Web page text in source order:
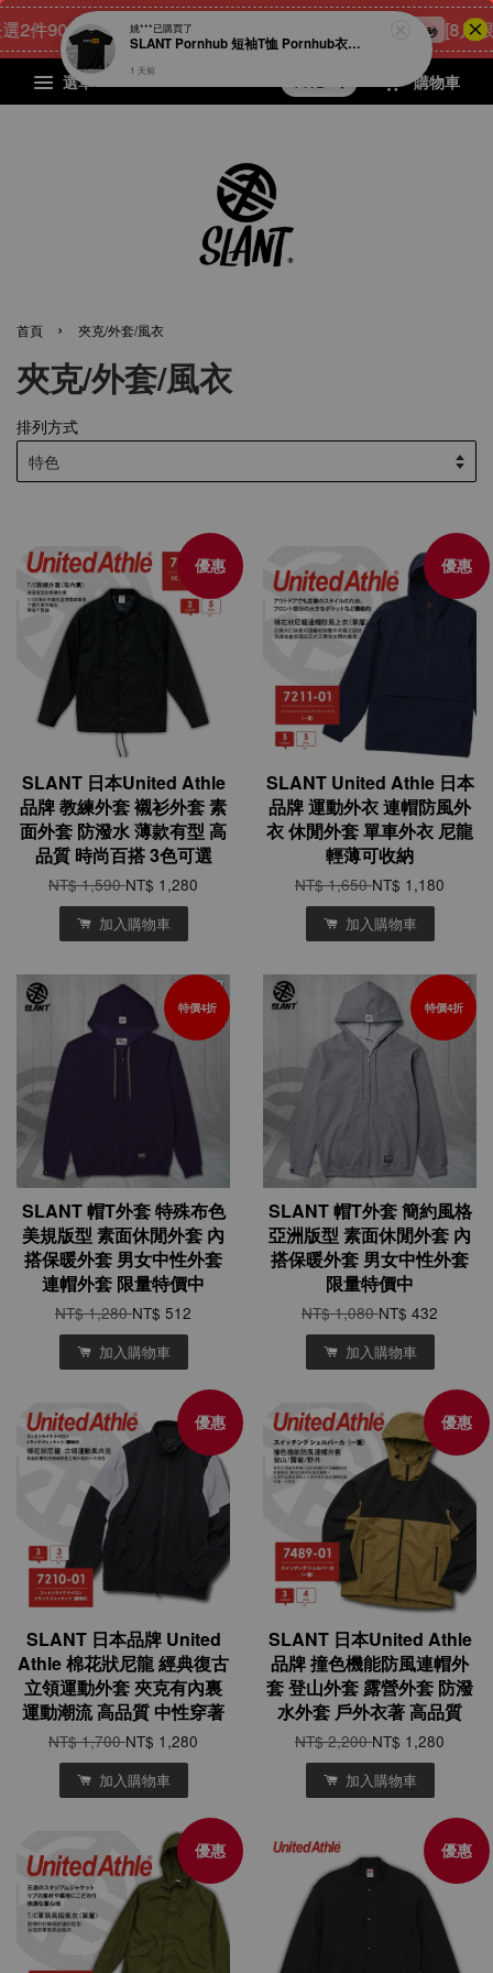
件900元 點我 立即購 [8月限
選單 購物車
首頁 › 夾克/外套/風衣
夾克/外套/風衣
排列方式
優惠
SLANT 日本United Athle
品牌 教練外套 襯衫外套 素
面外套 防潑水 薄款有型 高
品質 時尚百搭 3色可選
NT$ 1,590NT$ 1,280
加入購物車
優惠
SLANT United Athle 日本
品牌 運動外衣 連帽防風外
衣 休閒外套 單車外衣 尼龍
輕薄可收納
NT$ 1,650NT$ 1,180
加入購物車
特價4折
SLANT 帽T外套 特殊布色
美規版型 素面休閒外套 內
搭保暖外套 男女中性外套
連帽外套 限量特價中
NT$ 1,280NT$ 512
加入購物車
特價4折
SLANT 帽T外套 簡約風格
亞洲版型 素面休閒外套 內
搭保暖外套 男女中性外套
限量特價中
NT$ 1,080NT$ 432
加入購物車
優惠
SLANT 日本品牌 United
Athle 棉花狀尼龍 經典復古
立領運動外套 夾克有內裏
運動潮流 高品質 中性穿著
NT$ 1,700NT$ 1,280
加入購物車
優惠
SLANT 日本United Athle
品牌 撞色機能防風連帽外
套 登山外套 露營外套 防潑
水外套 戶外衣著 高品質
NT$ 2,200NT$ 1,280
加入購物車
優惠 優惠
姚***已購買了
SLANT Pornhub 短袖T恤 Pornhub衣服 宅男專屬T恤 成人T恤 男人的T恤 很78的T恤 男人幫 限量出品
1 天前